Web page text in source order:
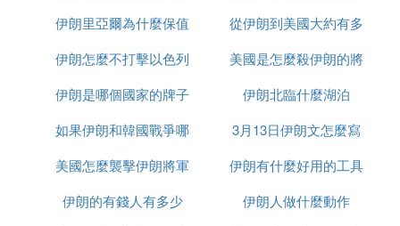
㈡ 伊朗,朝鮮,古巴,巴基斯坦,敘利亞的軍事
實力分別怎樣誰最強誰
伊朗、朝鮮、古巴、巴基斯坦、敘利亞的軍事實力各
有特點，但若要評判誰最強，這是一個相對復雜的問
題，因為它涉及多個因素，如武器裝備、訓練水平、
相對較強。
伊朗擁有相對龐大的軍隊規模和現代化的武器裝備，
種
伊朗里亞爾為什麼保值
從伊朗到美國大約有多
少千米
伊朗怎麼不打擊以色列
美國是怎麼殺伊朗的將
軍的
伊朗是哪個國家的牌子
伊朗北臨什麼湖泊
如果伊朗和韓國戰爭哪
個贏
3月13日伊朗文怎麼寫
美國怎麼襲擊伊朗將軍
的
伊朗有什麼好用的工具
伊朗的有錢人有多少
伊朗人做什麼動作